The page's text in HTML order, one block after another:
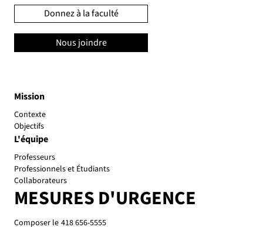
Mission
Contexte
Objectifs
L'équipe
Professeurs
Professionnels et Étudiants
Collaborateurs
MESURES D'URGENCE
Composer le 418 656-5555
Donnez à la faculté
Nous joindre